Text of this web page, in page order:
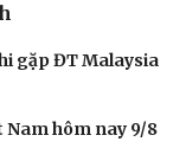
gặp ĐT Malaysia
Nam hôm nay 9/8